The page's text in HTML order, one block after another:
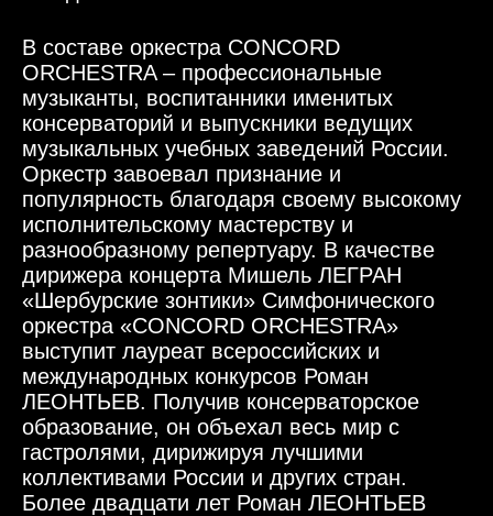
В составе оркестра CONCORD
ORCHESTRA – профессиональные
музыканты, воспитанники именитых
консерваторий и выпускники ведущих
музыкальных учебных заведений России.
Оркестр завоевал признание и
популярность благодаря своему высокому
исполнительскому мастерству и
разнообразному репертуару. В качестве
дирижера концерта Мишель ЛЕГРАН
«Шербурские зонтики» Симфонического
оркестра «CONCORD ORCHESTRA»
выступит лауреат всероссийских и
международных конкурсов Роман
ЛЕОНТЬЕВ. Получив консерваторское
образование, он объехал весь мир с
гастролями, дирижируя лучшими
коллективами России и других стран.
Более двадцати лет Роман ЛЕОНТЬЕВ